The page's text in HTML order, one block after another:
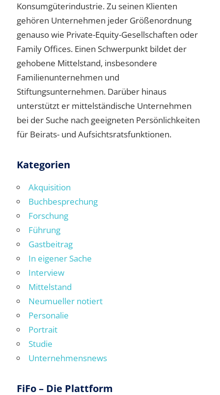
Konsumgüterindustrie. Zu seinen Klienten
gehören Unternehmen jeder Größenordnung
genauso wie Private-Equity-Gesellschaften oder
Family Offices. Einen Schwerpunkt bildet der
gehobene Mittelstand, insbesondere
Familienunternehmen und
Stiftungsunternehmen. Darüber hinaus
unterstützt er mittelständische Unternehmen
bei der Suche nach geeigneten Persönlichkeiten
für Beirats- und Aufsichtsratsfunktionen.
Kategorien
Akquisition
Buchbesprechung
Forschung
Führung
Gastbeitrag
In eigener Sache
Interview
Mittelstand
Neumueller notiert
Personalie
Portrait
Studie
Unternehmensnews
FiFo – Die Plattform